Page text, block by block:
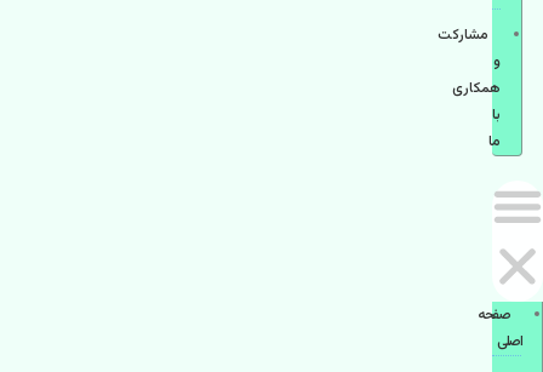
مشاركت
و
همكاری
با
ما
صفحه
اصلی